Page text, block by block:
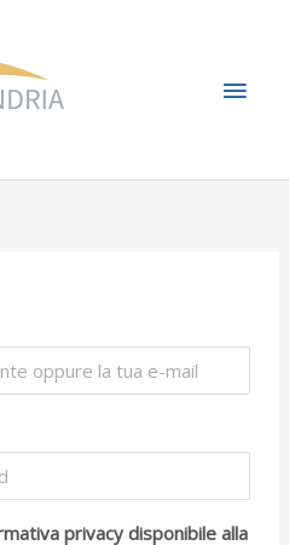
privacy disponibile alla